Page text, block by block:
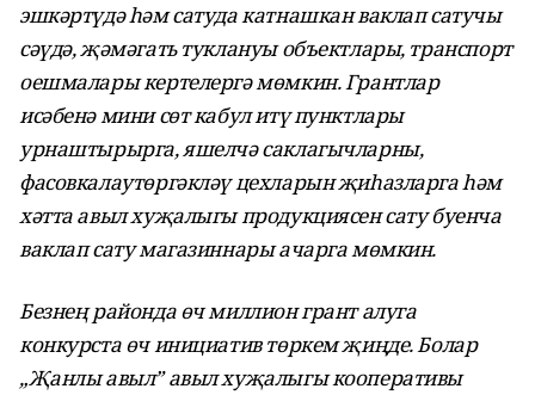
эшкәртүдә һәм сатуда катнашканваклап сатучы
сәүдә, җәмәгать туклануы объектлары, транспорт
оешмалары кертелергә мөмкин. Грантлар
исәбенә мини сөт кабул итү пунктлары
урнаштырырга, яшелчә саклагычларны,
фасовкалаутөргәкләү цехларын җиһазларга һәм
хәтта авыл хуҗалыгы продукциясен сату буенча
ваклап сату магазиннары ачарга мөмкин.
Безнең районда өч миллион грант алуга
конкурста өч инициатив төркем җиңде. Болар
„Җанлы авыл” авыл хуҗалыгы кооперативы